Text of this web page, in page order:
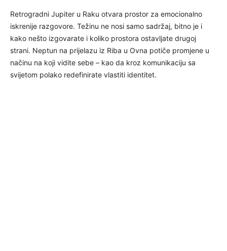
Retrogradni Jupiter u Raku otvara prostor za emocionalno
iskrenije razgovore. Težinu ne nosi samo sadržaj, bitno je i
kako nešto izgovarate i koliko prostora ostavljate drugoj
strani. Neptun na prijelazu iz Riba u Ovna potiče promjene u
načinu na koji vidite sebe – kao da kroz komunikaciju sa
svijetom polako redefinirate vlastiti identitet.